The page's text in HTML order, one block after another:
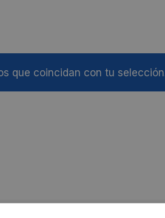
que coincidan con tu